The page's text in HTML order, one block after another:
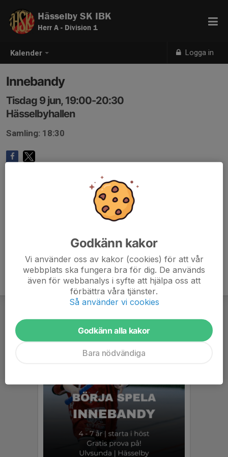
Kalender Logga in
Hässelby SK IBK
Herr A - Division 1
Innebandy
Tisdag 9 jun, 19:00-20:30
Hässelbyhallen
Samling: 18:30
Godkänn kakor
Vi använder oss av kakor (cookies) för att vår
webbplats ska fungera bra för dig. De används
även för webbanalys i syfte att hjälpa oss att
förbättra våra tjänster.
Så använder vi cookies
Godkänn alla kakor
Bara nödvändiga